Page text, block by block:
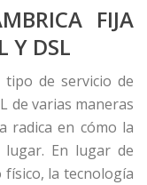
FIJA
Y DSL
de servicio de
de varias maneras
radica en cómo la
En lugar de
la tecnología